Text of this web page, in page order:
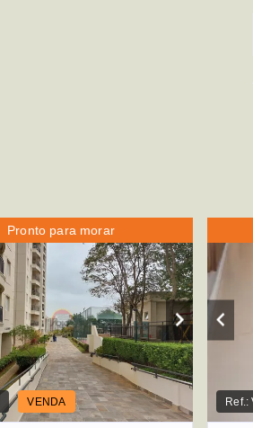
Pronto para morar
VENDA Ref.: